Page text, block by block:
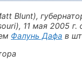
Blunt),
11 мая 2005 г.
Фалунь Дафа в